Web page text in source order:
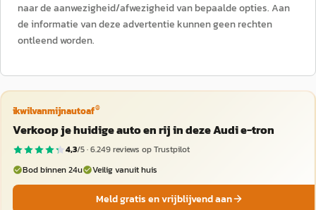
naar de aanwezigheid/afwezigheid van bepaalde opties. Aan
de informatie van deze advertentie kunnen geen rechten
ontleend worden.
ikwilvanmijnautoaf®
Verkoop je huidige auto en rij in deze Audi e-tron
4,3/5 ·6.249reviews op Trustpilot
Bod binnen 24u
Veilig vanuit huis
Meld gratis en vrijblijvend aan